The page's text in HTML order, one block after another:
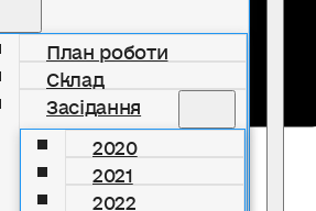
План роботи
Склад
Засідання
2020
2021
2022